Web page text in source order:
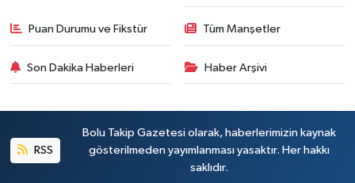
Puan Durumu ve Fikstür Tüm Manşetler
Son Dakika Haberleri Haber Arşivi
RSS
Bolu Takip Gazetesi olarak, haberlerimizin kaynak
gösterilmeden yayımlanması yasaktır. Her hakkı
saklıdır.